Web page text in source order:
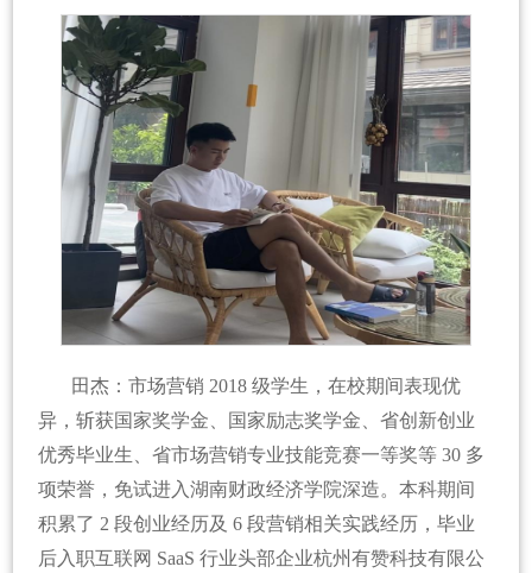
田杰：市场营销 2018 级学生，在校期间表现优
异，斩获国家奖学金、国家励志奖学金、省创新创业
优秀毕业生、省市场营销专业技能竞赛一等奖等 30 多
项荣誉，免试进入湖南财政经济学院深造。本科期间
积累了 2 段创业经历及 6 段营销相关实践经历，毕业
后入职互联网 SaaS 行业头部企业杭州有赞科技有限公